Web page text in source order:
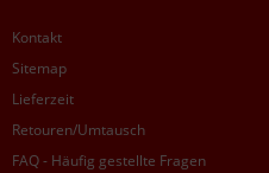
Kontakt
Sitemap
Lieferzeit
Retouren/Umtausch
FAQ - Häufig gestellte Fragen